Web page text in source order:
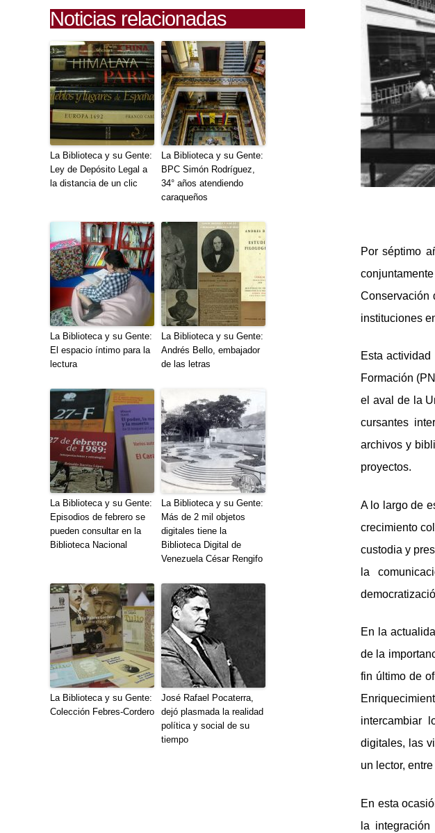
Noticias relacionadas
La Biblioteca y su Gente:
Ley de Depósito Legal a
la distancia de un clic
La Biblioteca y su Gente:
BPC Simón Rodríguez,
34° años atendiendo
caraqueños
La Biblioteca y su Gente:
El espacio íntimo para la
lectura
La Biblioteca y su Gente:
Andrés Bello, embajador
de las letras
La Biblioteca y su Gente:
Episodios de febrero se
pueden consultar en la
Biblioteca Nacional
La Biblioteca y su Gente:
Más de 2 mil objetos
digitales tiene la
Biblioteca Digital de
Venezuela César Rengifo
La Biblioteca y su Gente:
Colección Febres-Cordero
José Rafael Pocaterra,
dejó plasmada la realidad
política y social de su
tiempo
Por séptimo
Conservación
instituciones
Esta
Formación
el aval de la
cursantes
archivos y
proyectos.
A lo largo de
crecimiento
custodia y
la
En la
de la
fin último de
intercambiar
digitales, las
un lector,
En esta
la